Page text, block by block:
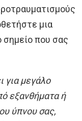
μια
που σας
για μεγάλο
εξανθήματα ή
ύπνου σας,